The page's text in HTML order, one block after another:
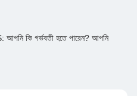
আপনি কি গর্ভবতী হতে পারেন? আপনি